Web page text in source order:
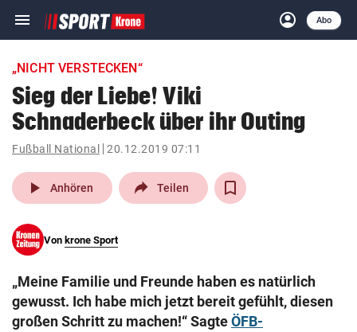
menu Navigation
ein-/ausklappen
account_circle
Anmelden
Abo
close Schließen
account_circle Anmelden
arrow_right
pin_drop
Wien arrow_right
search
eingeben
„NICHT VERSTECKEN“
Sieg der Liebe! Viki
Schnaderbeck über ihr Outing
Fußball National 20.12.2019 07:11
play_arrow Anhören Teilen
Von krone Sport
„Meine Familie und Freunde haben es natürlich
gewusst. Ich habe mich jetzt bereit gefühlt, diesen
großen Schritt zu machen!“ SagteÖFB-